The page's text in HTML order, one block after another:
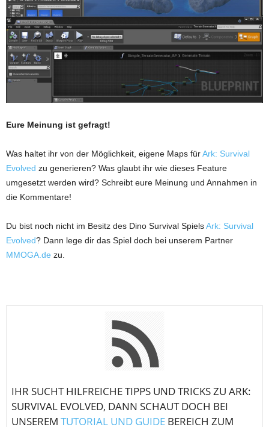
Eure Meinung ist gefragt!
Was haltet ihr von der Möglichkeit, eigene Maps fürArk: Survival
Evolved zu generieren? Was glaubt ihr wie dieses Feature
umgesetzt werden wird? Schreibt eure Meinung und Annahmen in
die Kommentare!
Du bist noch nicht im Besitz des Dino Survival SpielsArk: Survival
Evolved? Dann lege dir das Spiel doch bei unserem Partner
MMOGA.de zu.
IHR SUCHT HILFREICHE TIPPS UND TRICKS ZU ARK:
SURVIVAL EVOLVED, DANN SCHAUT DOCH BEI
UNSEREM TUTORIAL UND GUIDE BEREICH ZUM